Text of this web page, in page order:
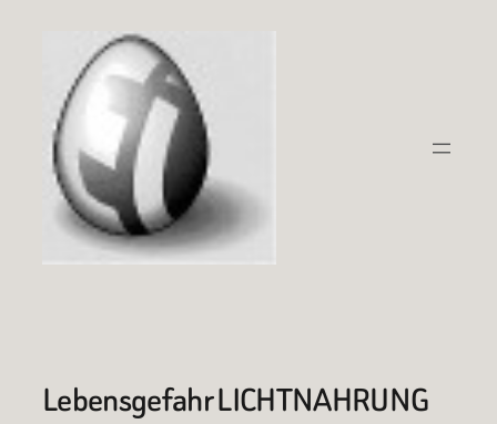
springen
Lebensgefahr LICHTNAHRUNG